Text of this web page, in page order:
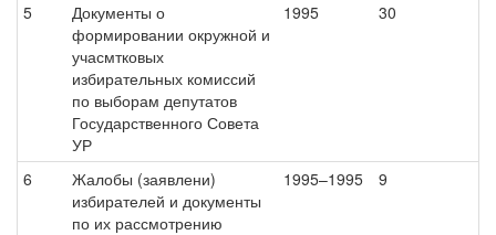
5
Документы о
формировании окружной и
учасмтковых
избирательных комиссий
по выборам депутатов
Государственного Совета
УР
1995 30
6
Жалобы (заявлени)
избирателей и документы
по их рассмотрению
1995–1995 9